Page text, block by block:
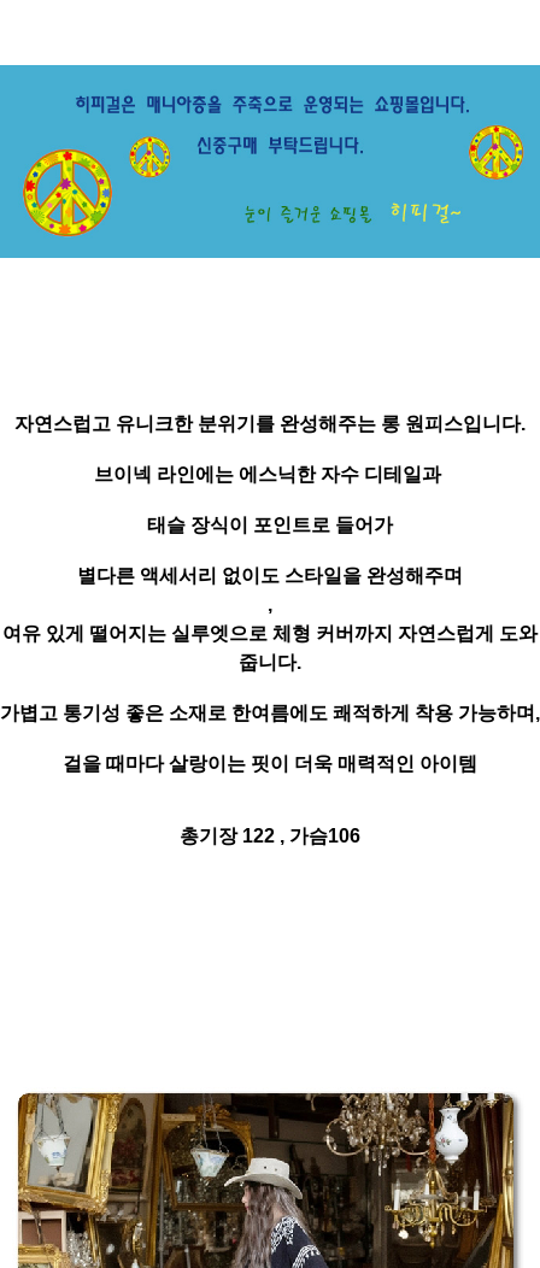
자연스럽고 유니크한 분위기를 완성해주는 롱 원피스입니다.
브이넥 라인에는 에스닉한 자수 디테일과
태슬 장식이 포인트로 들어가
별다른 액세서리 없이도 스타일을 완성해주며
,
여유 있게 떨어지는 실루엣으로 체형 커버까지 자연스럽게 도와
줍니다.
가볍고 통기성 좋은 소재로 한여름에도 쾌적하게 착용 가능하며,
걸을 때마다 살랑이는 핏이 더욱 매력적인 아이템
총기장 122 , 가슴106